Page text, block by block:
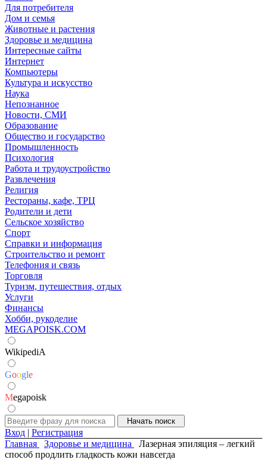
Для потребителя
Дом и семья
Животные и растения
Здоровье и медицина
Интересные сайты
Интернет
Компьютеры
Культура и искусство
Наука
Непознанное
Новости, СМИ
Образование
Общество и государство
Промышленность
Психология
Работа и трудоустройство
Развлечения
Религия
Рестораны, кафе, ТРЦ
Родители и дети
Сельское хозяйство
Спорт
Справки и информация
Строительство и ремонт
Телефония и связь
Торговля
Туризм, путешествия, отдых
Услуги
Финансы
Хобби, рукоделие
MEGAPOISK.COM
WikipediA
Google
Megapoisk
Вход | Регистрация
Главная
Здоровье и медицина
Лазерная эпиляция – легкий
способ продлить гладкость кожи навсегда